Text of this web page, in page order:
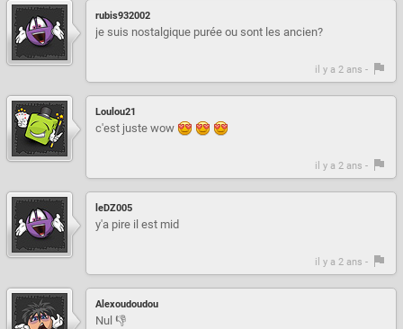
rubis932002
je suis nostalgique purée ou sont les ancien?
il y a 2 ans -
Loulou21
c'est juste wow
il y a 2 ans -
leDZ005
y'a pire il est mid
il y a 2 ans -
Alexoudoudou
Nul 👎